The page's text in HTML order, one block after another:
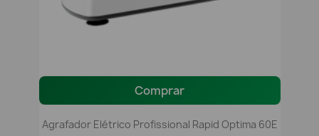
Comprar
Agrafador Elétrico Profissional Rapid Optima 60E